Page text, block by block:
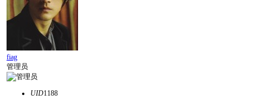
fiag
管理员
UID1188